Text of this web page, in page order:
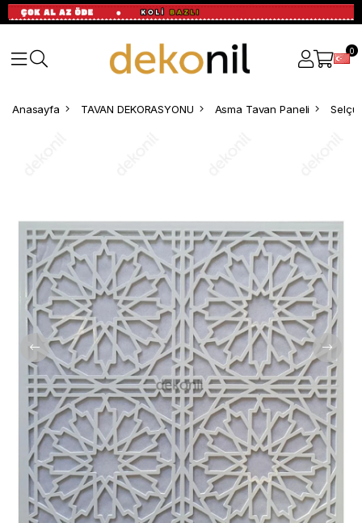
0
Anasayfa TAVAN DEKORASYONU Asma Tavan Paneli